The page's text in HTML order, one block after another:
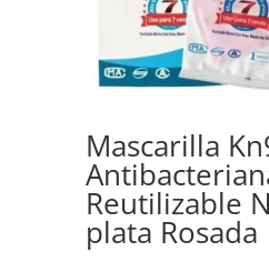
Mascarilla
Reutilizable
plata Rosada